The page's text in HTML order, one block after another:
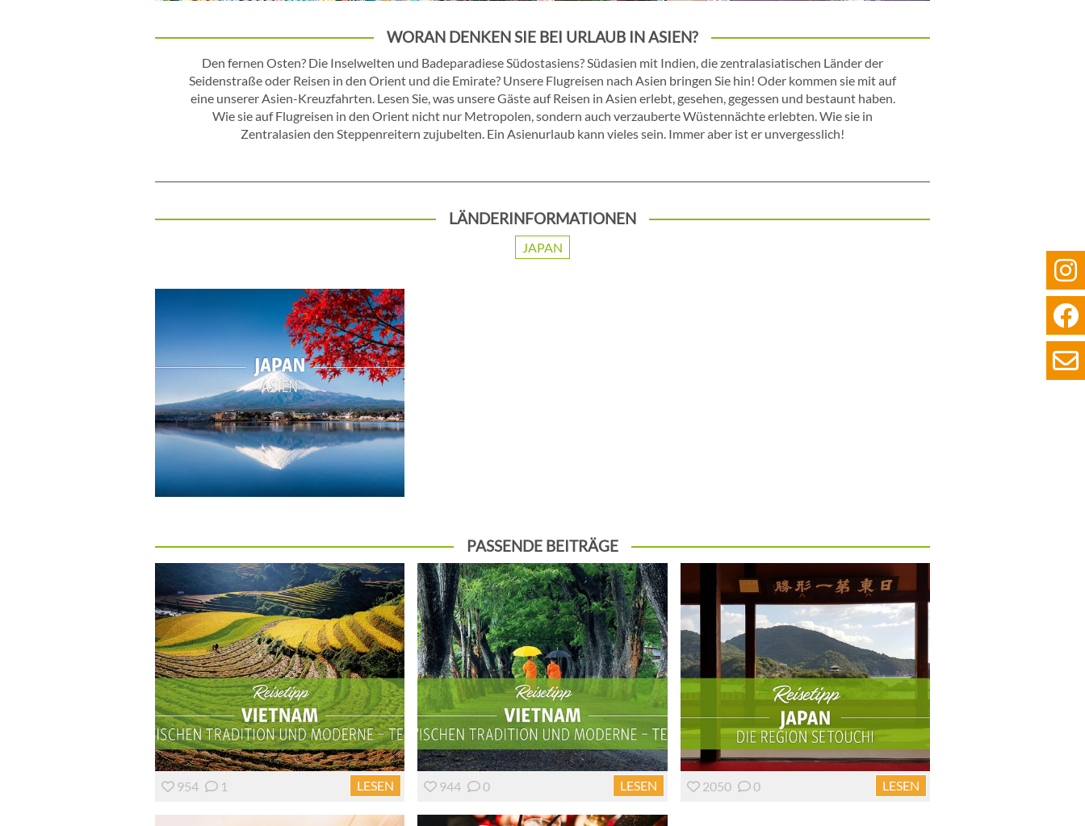
WORAN DENKEN SIE BEI URLAUB IN ASIEN?
Den fernen Osten? Die Inselwelten und Badeparadiese Südostasiens? Südasien mit Indien, die zentralasiatischen Länder der
Seidenstraße oder Reisen in den Orient und die Emirate? Unsere Flugreisen nach Asien bringen Sie hin! Oder kommen sie mit auf
eine unserer Asien-Kreuzfahrten. Lesen Sie, was unsere Gäste auf Reisen in Asien erlebt, gesehen, gegessen und bestaunt haben.
Wie sie auf Flugreisen in den Orient nicht nur Metropolen, sondern auch verzauberte Wüstennächte erlebten. Wie sie in
Zentralasien den Steppenreitern zujubelten. Ein Asienurlaub kann vieles sein. Immer aber ist er unvergesslich!
LÄNDERINFORMATIONEN
JAPAN
PASSENDE BEITRÄGE
954 1 LESEN 944 0 LESEN 2050 0 LESEN